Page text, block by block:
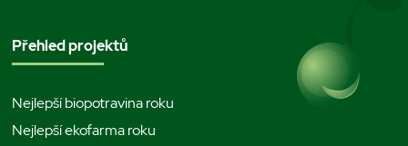
Přehled projektů
Nejlepší biopotravina roku
Nejlepší ekofarma roku